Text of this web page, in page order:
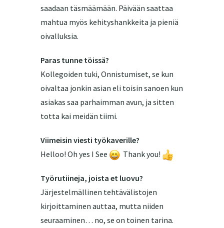
saadaan täsmäämään. Päivään saattaa
mahtua myös kehityshankkeita ja pieniä
oivalluksia.
Paras tunne töissä?
Kollegoiden tuki, Onnistumiset, se kun
oivaltaa jonkin asian eli toisin sanoen kun
asiakas saa parhaimman avun, ja sitten
totta kai meidän tiimi.
Viimeisin viesti työkaverille?
Helloo! Oh yes I See
Thank you!
Työrutiineja, joista et luovu?
Järjestelmällinen tehtävälistojen
kirjoittaminen auttaa, mutta niiden
seuraaminen… no, se on toinen tarina.